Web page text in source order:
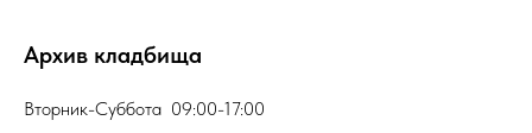
Архив кладбища
Вторник-Суббота 09:00-17:00